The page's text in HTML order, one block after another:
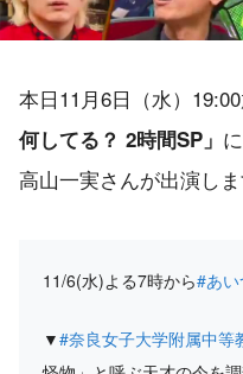
本日11月6日（水）
何してる？ 2時間SP」
高山一実さんが出演しま
11/6(水)よる7時から#あ
▼#奈良女子大学附属中等